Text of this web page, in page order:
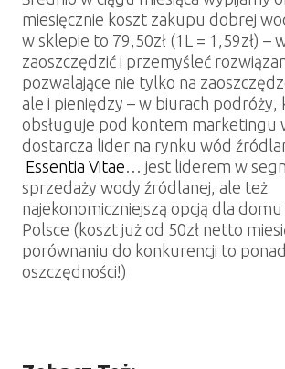
miesięcznie koszt zakupu dobrej
w sklepie to 79,50zł (1L = 1,59zł) –
zaoszczędzić i przemyśleć
pozwalające nie tylko na
ale i pieniędzy – w biurach podróży,
obsługuje pod kontem marketingu
dostarcza lider na rynku wód
Essentia Vitae… jest liderem w
sprzedaży wody źródlanej, ale też
najekonomiczniejszą opcją dla
Polsce (koszt już od 50zł netto
porównaniu do konkurencji to
oszczędności!)